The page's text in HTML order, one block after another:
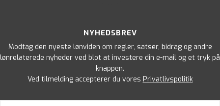
NYHEDSBREV
Modtag den nyeste lønviden om regler, satser, bidrag og andre
lønrelaterede nyheder ved blot at investere din e-mail og et tryk på
knappen.
Ved tilmelding accepterer du vores Privatlivspolitik